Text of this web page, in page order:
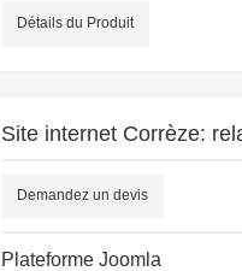
Détails du Produit
Site internet Corrèze:
Demandez un devis
Plateforme Joomla